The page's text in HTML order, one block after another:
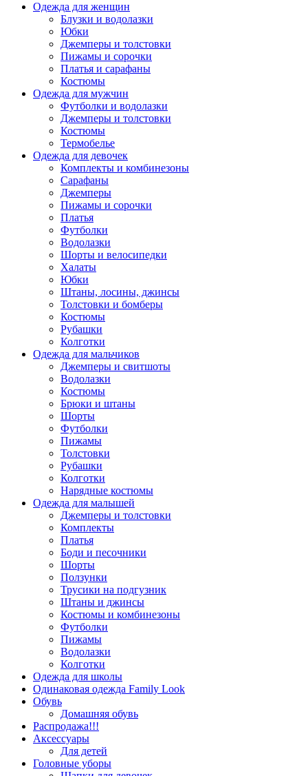
Одежда для женщин
Блузки и водолазки
Юбки
Джемперы и толстовки
Пижамы и сорочки
Платья и сарафаны
Костюмы
Одежда для мужчин
Футболки и водолазки
Джемперы и толстовки
Костюмы
Термобелье
Одежда для девочек
Комплекты и комбинезоны
Сарафаны
Джемперы
Пижамы и сорочки
Платья
Футболки
Водолазки
Шорты и велосипедки
Халаты
Юбки
Штаны, лосины, джинсы
Толстовки и бомберы
Костюмы
Рубашки
Колготки
Одежда для мальчиков
Джемперы и свитшоты
Водолазки
Костюмы
Брюки и штаны
Шорты
Футболки
Пижамы
Толстовки
Рубашки
Колготки
Нарядные костюмы
Одежда для малышей
Джемперы и толстовки
Комплекты
Платья
Боди и песочники
Шорты
Ползунки
Трусики на подгузник
Штаны и джинсы
Костюмы и комбинезоны
Футболки
Пижамы
Водолазки
Колготки
Одежда для школы
Одинаковая одежда Family Look
Обувь
Домашняя обувь
Распродажа!!!
Аксессуары
Для детей
Головные уборы